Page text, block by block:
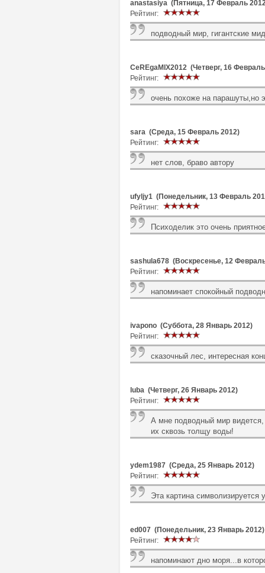
anastasiya (Пятница, 17 Февраль
Рейтинг:
подводный мир, гигантские
CeREgaMIX2012 (Четверг, 16
Рейтинг:
очень похоже на парашуты,но
sara (Среда, 15 Февраль 2012)
Рейтинг:
нет слов, браво автору
ufyljy1 (Понедельник, 13 Февраль
Рейтинг:
Психоделик это очень
sashula678 (Воскресенье, 12
Рейтинг:
напоминает спокойный
ivapono (Суббота, 28 Январь 2012)
Рейтинг:
сказочный лес, интересная
luba (Четверг, 26 Январь 2012)
Рейтинг:
А мне подводный мир видется,
их сквозь толщу воды!
ydem1987 (Среда, 25 Январь 2012)
Рейтинг:
Эта картина символизируется
ed007 (Понедельник, 23 Январь 2012)
Рейтинг:
напоминают дно моря...в